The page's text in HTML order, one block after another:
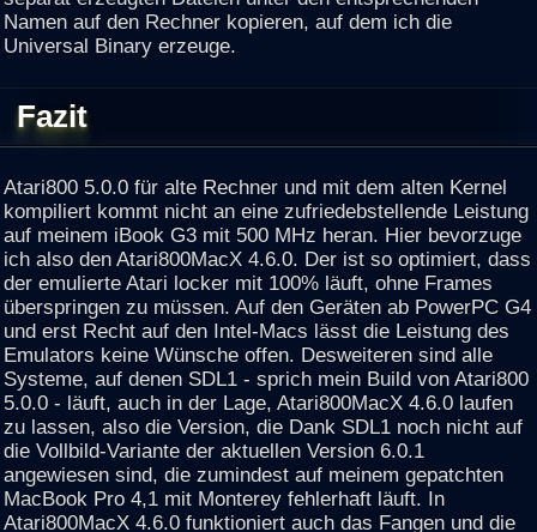
Namen auf den Rechner kopieren, auf dem ich die
Universal Binary erzeuge.
Fazit
Atari800 5.0.0 für alte Rechner und mit dem alten Kernel
kompiliert kommt nicht an eine zufriedebstellende Leistung
auf meinem iBook G3 mit 500 MHz heran. Hier bevorzuge
ich also den Atari800MacX 4.6.0. Der ist so optimiert, dass
der emulierte Atari locker mit 100% läuft, ohne Frames
überspringen zu müssen. Auf den Geräten ab PowerPC G4
und erst Recht auf den Intel-Macs lässt die Leistung des
Emulators keine Wünsche offen. Desweiteren sind alle
Systeme, auf denen SDL1 - sprich mein Build von Atari800
5.0.0 - läuft, auch in der Lage, Atari800MacX 4.6.0 laufen
zu lassen, also die Version, die Dank SDL1 noch nicht auf
die Vollbild-Variante der aktuellen Version 6.0.1
angewiesen sind, die zumindest auf meinem gepatchten
MacBook Pro 4,1 mit Monterey fehlerhaft läuft. In
Atari800MacX 4.6.0 funktioniert auch das Fangen und die